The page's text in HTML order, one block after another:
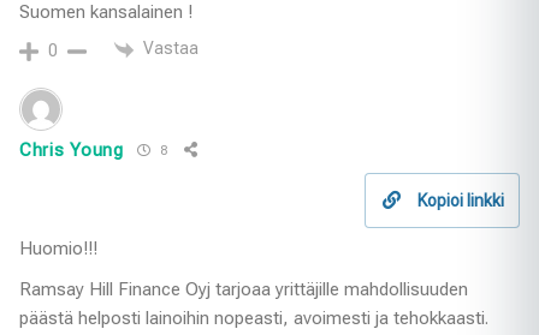
Suomen kansalainen !
0 Vastaa
Chris Young 8
Kopioi linkki
Huomio!!!
Ramsay Hill Finance Oyj tarjoaa yrittäjille mahdollisuuden
päästä helposti lainoihin nopeasti, avoimesti ja tehokkaasti.